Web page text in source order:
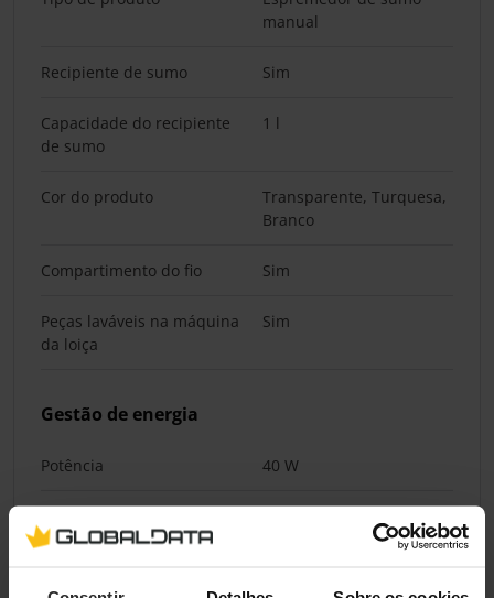
manual
Recipiente de sumo Sim
Capacidade do recipiente
de sumo
1 l
Cor do produto
Transparente, Turquesa,
Branco
Compartimento do fio Sim
Peças laváveis na máquina
da loiça
Sim
Gestão de energia
Potência 40 W
Conteúdo da embalagem
Capa anti-poeira incluída